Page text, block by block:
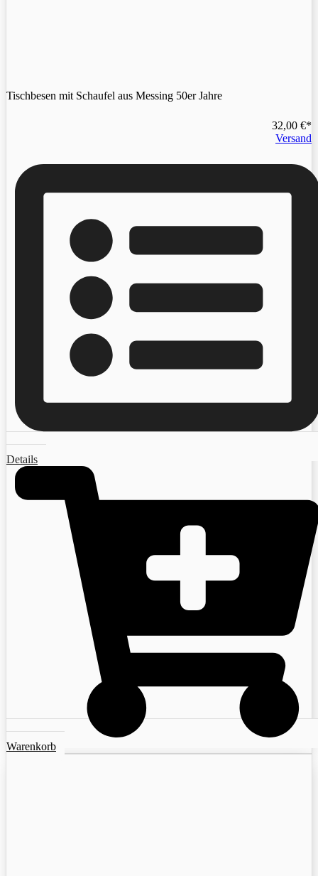
Tischbesen mit Schaufel aus Messing 50er Jahre
32,00 €
Versand
Details
Warenkorb